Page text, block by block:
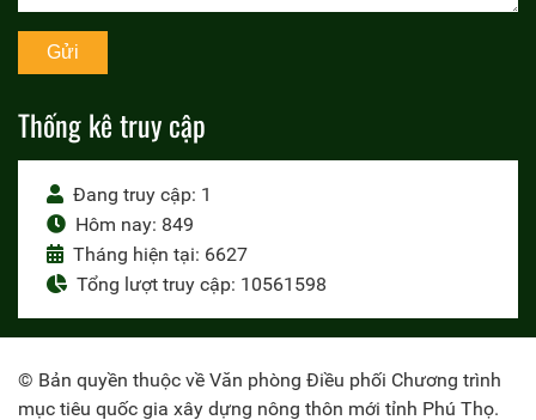
Thống kê truy cập
Đang truy cập: 1
Hôm nay: 849
Tháng hiện tại: 6627
Tổng lượt truy cập: 10561598
© Bản quyền thuộc về Văn phòng Điều phối Chương trình
mục tiêu quốc gia xây dựng nông thôn mới tỉnh Phú Thọ.